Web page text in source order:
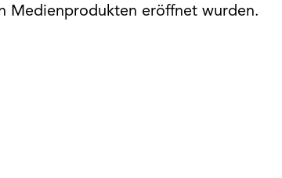
Medienprodukten eröffnet wurden.